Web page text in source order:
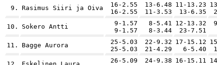
9. Rasimus Siiri ja Oiva
16-2.55
16-2.55
13-6.48
11-3.53
11-13.23
13-6.35
10. Sokero Antti
9-1.57
9-1.57
8-5.41
8-3.44
12-13.32
23-7.51
11. Bagge Aurora
25-5.03
25-5.03
22-9.32
21-4.29
17-15.12
6-5.40
26-5.09
24-9.38 16-15.11